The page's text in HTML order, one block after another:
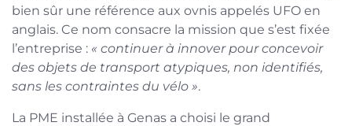
bien sûr une référence aux ovnis appelés UFO en
anglais. Ce nom consacre la mission que s’est fixée
l’entreprise : « continuer à innover pour concevoir
des objets de transport atypiques, non identifiés,
sans les contraintes du vélo ».
La PME installée à Genas a choisi le grand